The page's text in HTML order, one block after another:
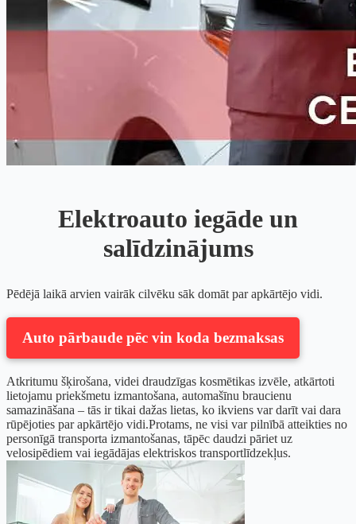
Elektroauto iegāde un
salīdzinājums
Pēdējā laikā arvien vairāk cilvēku sāk domāt par apkārtējo vidi.
Auto pārbaude pēc vin koda bezmaksas
Atkritumu šķirošana, videi draudzīgas kosmētikas izvēle, atkārtoti
lietojamu priekšmetu izmantošana, automašīnu braucienu
samazināšana – tās ir tikai dažas lietas, ko ikviens var darīt vai dara
rūpējoties par apkārtējo vidi.Protams, ne visi var pilnībā atteikties no
personīgā transporta izmantošanas, tāpēc daudzi pāriet uz
velosipēdiem vai iegādājas elektriskos transportlīdzekļus.